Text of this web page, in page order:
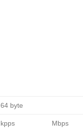
64 byte
kpps Mbps